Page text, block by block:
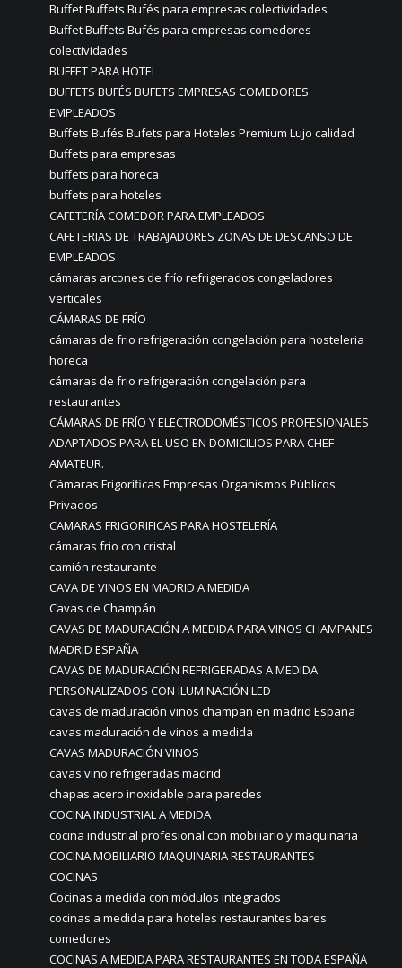
Buffet Buffets Bufés para empresas colectividades
Buffet Buffets Bufés para empresas comedores
colectividades
BUFFET PARA HOTEL
BUFFETS BUFÉS BUFETS EMPRESAS COMEDORES
EMPLEADOS
Buffets Bufés Bufets para Hoteles Premium Lujo calidad
Buffets para empresas
buffets para horeca
buffets para hoteles
CAFETERÍA COMEDOR PARA EMPLEADOS
CAFETERIAS DE TRABAJADORES ZONAS DE DESCANSO DE
EMPLEADOS
cámaras arcones de frío refrigerados congeladores
verticales
CÁMARAS DE FRÍO
cámaras de frio refrigeración congelación para hosteleria
horeca
cámaras de frio refrigeración congelación para
restaurantes
CÁMARAS DE FRÍO Y ELECTRODOMÉSTICOS PROFESIONALES
ADAPTADOS PARA EL USO EN DOMICILIOS PARA CHEF
AMATEUR.
Cámaras Frigoríficas Empresas Organismos Públicos
Privados
CAMARAS FRIGORIFICAS PARA HOSTELERÍA
cámaras frio con cristal
camión restaurante
CAVA DE VINOS EN MADRID A MEDIDA
Cavas de Champán
CAVAS DE MADURACIÓN A MEDIDA PARA VINOS CHAMPANES
MADRID ESPAÑA
CAVAS DE MADURACIÓN REFRIGERADAS A MEDIDA
PERSONALIZADOS CON ILUMINACIÓN LED
cavas de maduración vinos champan en madrid España
cavas maduración de vinos a medida
CAVAS MADURACIÓN VINOS
cavas vino refrigeradas madrid
chapas acero inoxidable para paredes
COCINA INDUSTRIAL A MEDIDA
cocina industrial profesional con mobiliario y maquinaria
COCINA MOBILIARIO MAQUINARIA RESTAURANTES
COCINAS
Cocinas a medida con módulos integrados
cocinas a medida para hoteles restaurantes bares
comedores
COCINAS A MEDIDA PARA RESTAURANTES EN TODA ESPAÑA